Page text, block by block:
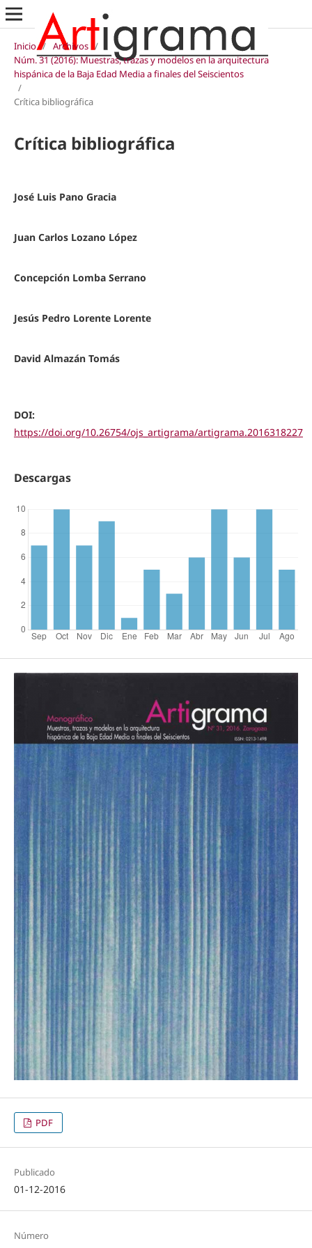
Inicio / Archivos /
Núm. 31 (2016): Muestras, trazas y modelos en la arquitectura
hispánica de la Baja Edad Media a finales del Seiscientos
/
Crítica bibliográfica
Crítica bibliográfica
José Luis Pano Gracia
Juan Carlos Lozano López
Concepción Lomba Serrano
Jesús Pedro Lorente Lorente
David Almazán Tomás
DOI:
https://doi.org/10.26754/ojs_artigrama/artigrama.2016318227
Descargas
PDF
Publicado
01-12-2016
Número